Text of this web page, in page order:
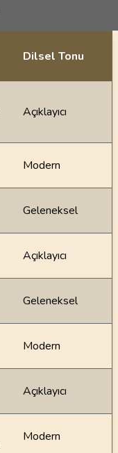
Dilsel Tonu
Açıklayıcı
Modern
Geleneksel
Açıklayıcı
Geleneksel
Modern
Açıklayıcı
Modern